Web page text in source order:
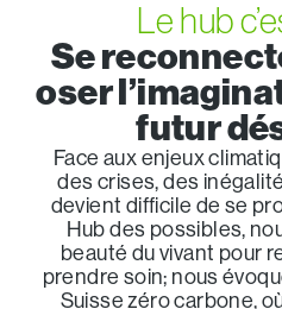
Le hub
Se
oser
futur
Face aux enjeux
des crises, des
devient difficile de se
Hub des possibles,
beauté du vivant pour
prendre soin; nous
Suisse zéro carbone,